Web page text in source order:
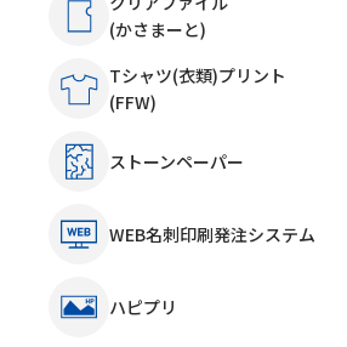
(かさまーと)
Tシャツ(衣類)プリント
(FFW)
ストーンペーパー
WEB名刺印刷発注システム
ハピプリ